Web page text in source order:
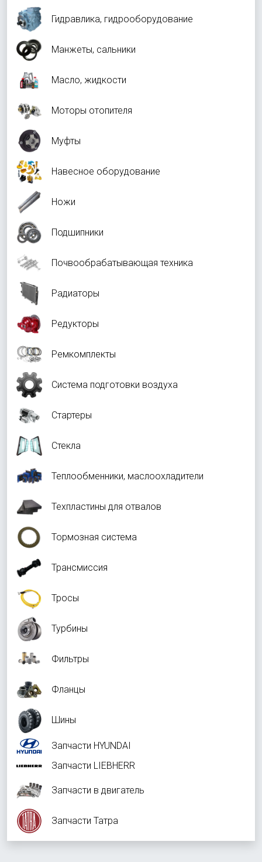
Гидравлика, гидрооборудование
Манжеты, сальники
Масло, жидкости
Моторы отопителя
Муфты
Навесное оборудование
Ножи
Подшипники
Почвообрабатывающая техника
Радиаторы
Редукторы
Ремкомплекты
Система подготовки воздуха
Стартеры
Стекла
Теплообменники, маслоохладители
Техпластины для отвалов
Тормозная система
Трансмиссия
Тросы
Турбины
Фильтры
Фланцы
Шины
Запчасти HYUNDAI
Запчасти LIEBHERR
Запчасти в двигатель
Запчасти Татра